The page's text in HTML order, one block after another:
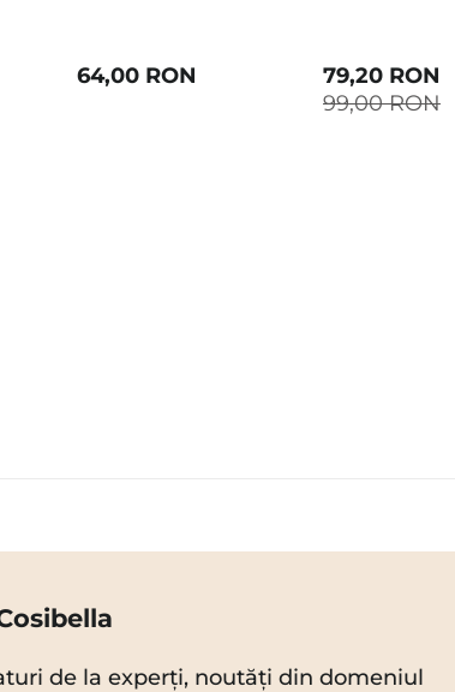
64,00 RON
99,00 RON
79,20 RON
de la experți, noutăți din domeniul